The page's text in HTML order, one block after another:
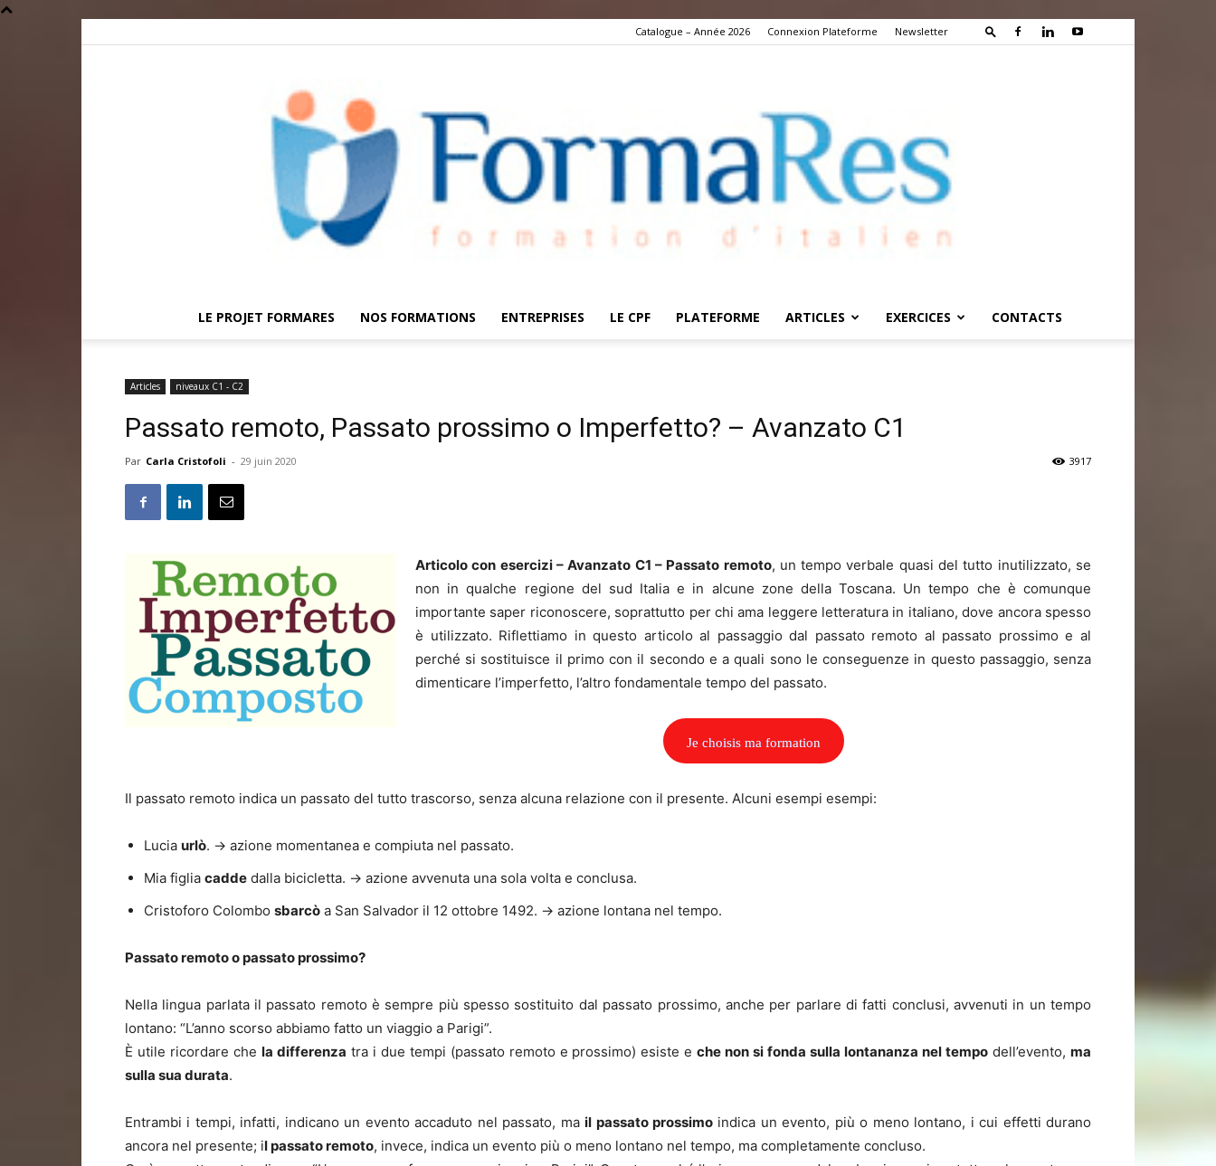
Catalogue – Année 2026 Connexion Plateforme Newsletter
LE PROJET FORMARES NOS FORMATIONS ENTREPRISES LE CPF PLATEFORME ARTICLES EXERCICES CONTACTS
Articles niveaux C1 - C2
Passato remoto, Passato prossimo o Imperfetto? – Avanzato C1
Par Carla Cristofoli - 29 juin 2020 3917
Articolo con esercizi – Avanzato C1 – Passato remoto, un tempo verbale quasi del tutto inutilizzato, se
non in qualche regione del sud Italia e in alcune zone della Toscana. Un tempo che è comunque
importante saper riconoscere, soprattutto per chi ama leggere letteratura in italiano, dove ancora spesso
è utilizzato. Riflettiamo in questo articolo al passaggio dal passato remoto al passato prossimo e al
perché si sostituisce il primo con il secondo e a quali sono le conseguenze in questo passaggio, senza
dimenticare l’imperfetto, l’altro fondamentale tempo del passato.
Je choisis ma formation
Il passato remoto indica un passato del tutto trascorso, senza alcuna relazione con il presente. Alcuni esempi esempi:
Lucia urlò. → azione momentanea e compiuta nel passato.
Mia figlia cadde dalla bicicletta. → azione avvenuta una sola volta e conclusa.
Cristoforo Colombo sbarcò a San Salvador il 12 ottobre 1492. → azione lontana nel tempo.
Passato remoto o passato prossimo?
Nella lingua parlata il passato remoto è sempre più spesso sostituito dal passato prossimo, anche per parlare di fatti conclusi, avvenuti in un tempo
lontano: “L’anno scorso abbiamo fatto un viaggio a Parigi”.
È utile ricordare che la differenza tra i due tempi (passato remoto e prossimo) esiste eche non si fonda sulla lontananza nel tempo dell’evento,ma
sulla sua durata.
Entrambi i tempi, infatti, indicano un evento accaduto nel passato, mail passato prossimoindica un evento, più o meno lontano, i cui effetti durano
ancora nel presente; il passato remoto, invece, indica un evento più o meno lontano nel tempo, ma completamente concluso.